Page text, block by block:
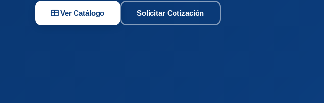
Ver Catálogo Solicitar Cotización